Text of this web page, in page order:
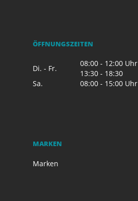
ÖFFNUNGSZEITEN
Di. - Fr.
08:00 - 12:00 Uhr
13:30 - 18:30
Sa.
08:00 - 15:00 Uhr
MARKEN
Marken